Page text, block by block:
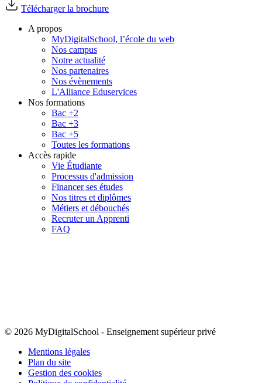
Télécharger la brochure
A propos
MyDigitalSchool, l’école du web
Nos campus
Notre actualité
Nos partenaires
Nos évènements
L'Alliance Eduservices
Nos formations
Bac +2
Bac +3
Bac +5
Toutes les formations
Accès rapide
Vie Étudiante
Processus d'admission
Financer ses études
Nos titres et diplômes
Métiers et débouchés
Recruter un Apprenti
FAQ
© 2026 MyDigitalSchool - Enseignement supérieur privé
Mentions légales
Plan du site
Gestion des cookies